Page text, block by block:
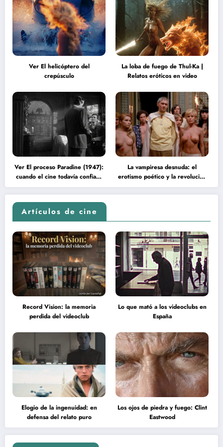
Ver El helicóptero del
crepúsculo
La loba de fuego de Thul-Ka |
Relatos eróticos en video
Ver El proceso Paradine (1947):
cuando el cine todavía confiaba
en la inteligencia del espectador
La vampiresa desnuda: el
erotismo poético y la revolución
psicodélica de Jean Rollin
Artículos de cine
Record Vision: la memoria
perdida del videoclub
Lo que mató a los videoclubs en
España
Elogio de la ingenuidad: en
defensa del relato puro
Los ojos de piedra y fuego: Clint
Eastwood